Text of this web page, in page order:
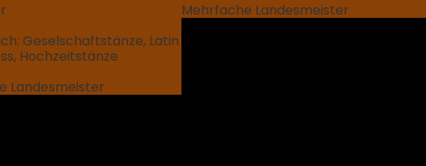
Geselschaftstänze, Latin
Hochzeitstänze
Landesmeister
Mehrfache Landesmeister